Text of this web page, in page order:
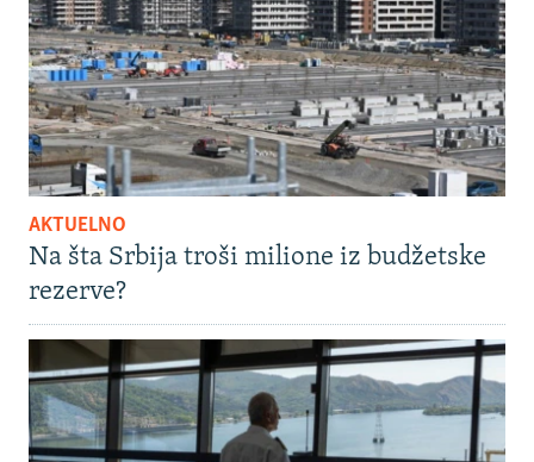
AKTUELNO
Na šta Srbija troši milione iz budžetske
rezerve?